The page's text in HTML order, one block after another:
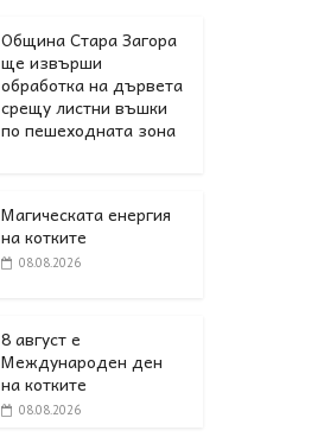
Община Стара Загора
ще извърши
обработка на дървета
срещу листни въшки
по пешеходната зона
Магическата енергия
на котките
08.08.2026
8 август е
Международен ден
на котките
08.08.2026